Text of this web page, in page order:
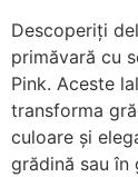
Descoperiți
primăvară cu
Pink. Aceste
transforma
culoare și
grădină sau în